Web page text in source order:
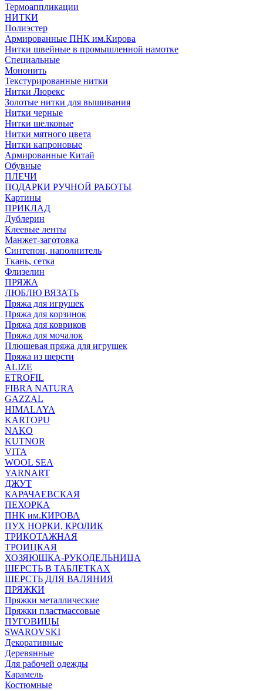
Термоаппликации
НИТКИ
Полиэстер
Армированные ПНК им.Кирова
Нитки швейные в промышленной намотке
Специальные
Мононить
Текстурированные нитки
Нитки Люрекс
Золотые нитки для вышивания
Нитки черные
Нитки шелковые
Нитки мятного цвета
Нитки капроновые
Армированные Китай
Обувные
ПЛЕЧИ
ПОДАРКИ РУЧНОЙ РАБОТЫ
Картины
ПРИКЛАД
Дублерин
Клеевые ленты
Манжет-заготовка
Синтепон, наполнитель
Ткань, сетка
Флизелин
ПРЯЖА
ЛЮБЛЮ ВЯЗАТЬ
Пряжа для игрушек
Пряжа для корзинок
Пряжа для ковриков
Пряжа для мочалок
Плюшевая пряжа для игрушек
Пряжа из шерсти
ALIZE
ETROFIL
FIBRA NATURA
GAZZAL
HIMALAYA
KARTOPU
NAKO
KUTNOR
VITA
WOOL SEA
YARNART
ДЖУТ
КАРАЧАЕВСКАЯ
ПЕХОРКА
ПНК им.КИРОВА
ПУХ НОРКИ, КРОЛИК
ТРИКОТАЖНАЯ
ТРОИЦКАЯ
ХОЗЯЮШКА-РУКОДЕЛЬНИЦА
ШЕРСТЬ В ТАБЛЕТКАХ
ШЕРСТЬ ДЛЯ ВАЛЯНИЯ
ПРЯЖКИ
Пряжки металлические
Пряжки пластмассовые
ПУГОВИЦЫ
SWAROVSKI
Декоративные
Деревянные
Для рабочей одежды
Карамель
Костюмные